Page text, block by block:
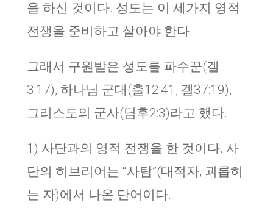
을 하신 것이다. 성도는 이 세가지 영적
전쟁을 준비하고 살아야 한다.
그래서 구원받은 성도를 파수꾼(겔
3:17), 하나님 군대(출12:41, 겔37:19),
그리스도의 군사(딤후2:3)라고 했다.
1) 사단과의 영적 전쟁을 한 것이다. 사
단의 히브리어는 “사탐”(대적자, 괴롭히
는 자)에서 나온 단어이다.